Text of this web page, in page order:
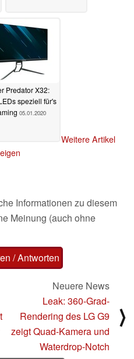
Predator X32:
speziell für's
05.01.2020
Weitere Artikel
Informationen zu diesem
Meinung (auch ohne
/ Antworten
Neuere News
Leak: 360-Grad-
Rendering des LG G9
zeigt Quad-Kamera und
Waterdrop-Notch
⟩